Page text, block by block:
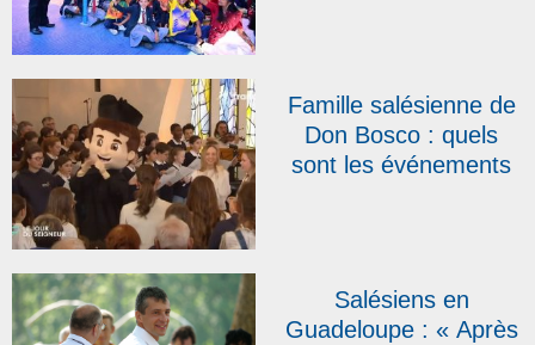
Famille salésienne de
Don Bosco : quels
sont les événements
Salésiens en
Guadeloupe : « Après